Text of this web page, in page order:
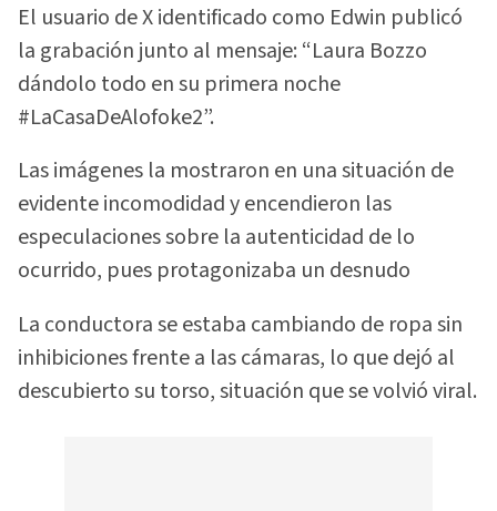
El usuario de X identificado como Edwin publicó
la grabación junto al mensaje: “Laura Bozzo
dándolo todo en su primera noche
#LaCasaDeAlofoke2”.
Las imágenes la mostraron en una situación de
evidente incomodidad y encendieron las
especulaciones sobre la autenticidad de lo
ocurrido, pues protagonizaba un desnudo
La conductora se estaba cambiando de ropa sin
inhibiciones frente a las cámaras, lo que dejó al
descubierto su torso, situación que se volvió viral.